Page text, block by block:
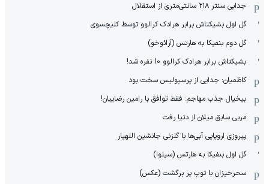
جدایی سنتر ۲۱۸ سانتی‌متری از استقلال
گل اول بشیکتاش برابر هرادک کرالوو توسط کلیچسوی
گل دوم بنفیکا به هارتس (آرائوخو)
بشیکتاش برابر هرادک کرالوو 10 نفره شد!
کاظمیان: جدایی از پرسپولیس سخت بود
بیخیال جذب مهاجم: فقط توافق با رامین رضاییان!
مربی سابق میلان از دنیا رفت
پیروزی اروپایی آبی‌ها با گلزنی جانشین اللهیار
گل اول بنفیکا به هارتس (سیلوا)
سحرخیزان با توپ پر برگشت (عکس)